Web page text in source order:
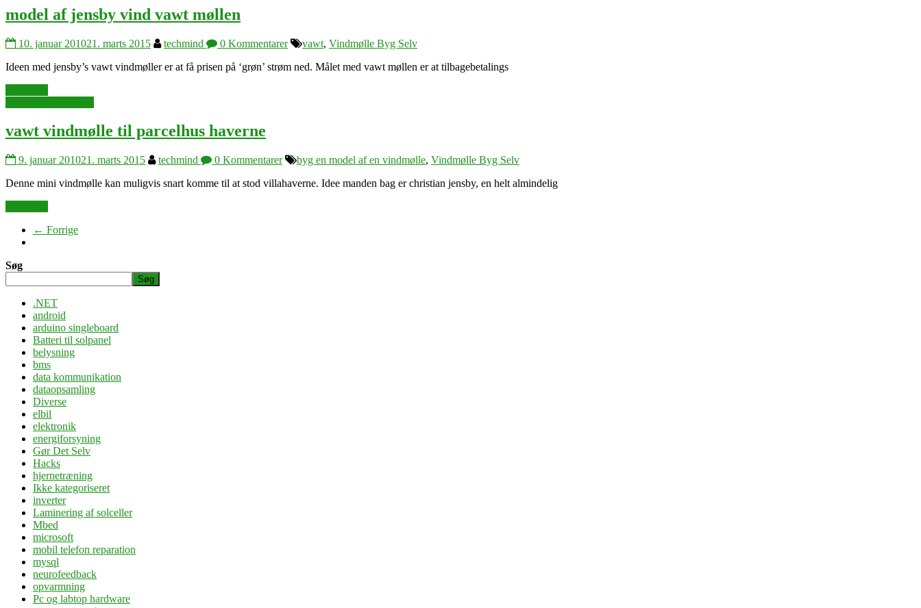
model af jensby vind vawt møllen
10. januar 201021. marts 2015 techmind 0 Kommentarer vawt, Vindmølle Byg Selv
Ideen med jensby’s vawt vindmøller er at få prisen på ‘grøn’ strøm ned. Målet med vawt møllen er at tilbagebetalings
vawt vindmølle til parcelhus haverne
9. januar 201021. marts 2015 techmind 0 Kommentarer byg en model af en vindmølle, Vindmølle Byg Selv
Denne mini vindmølle kan muligvis snart komme til at stod villahaverne. Idee manden bag er christian jensby, en helt almindelig
← Forrige
Søg
Søg
.NET
android
arduino singleboard
Batteri til solpanel
belysning
bms
data kommunikation
dataopsamling
Diverse
elbil
elektronik
energiforsyning
Gør Det Selv
Hacks
hjernetræning
Ikke kategoriseret
inverter
Laminering af solceller
Mbed
microsoft
mobil telefon reparation
mysql
neurofeedback
opvarmning
Pc og labtop hardware